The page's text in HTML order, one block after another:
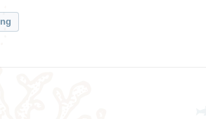
van Liewood een fijne keuze is:
en kinderbed